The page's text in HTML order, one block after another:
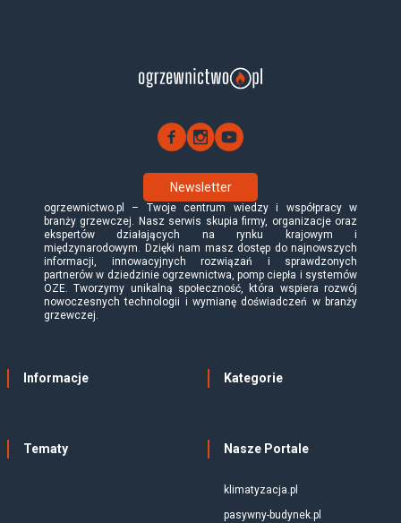
Newsletter
ogrzewnictwo.pl – Twoje centrum wiedzy i współpracy w
branży grzewczej. Nasz serwis skupia firmy, organizacje oraz
ekspertów działających na rynku krajowym i
międzynarodowym. Dzięki nam masz dostęp do najnowszych
informacji, innowacyjnych rozwiązań i sprawdzonych
partnerów w dziedzinie ogrzewnictwa, pomp ciepła i systemów
OZE. Tworzymy unikalną społeczność, która wspiera rozwój
nowoczesnych technologii i wymianę doświadczeń w branży
grzewczej.
Informacje Kategorie
Tematy Nasze Portale
klimatyzacja.pl
pasywny-budynek.pl